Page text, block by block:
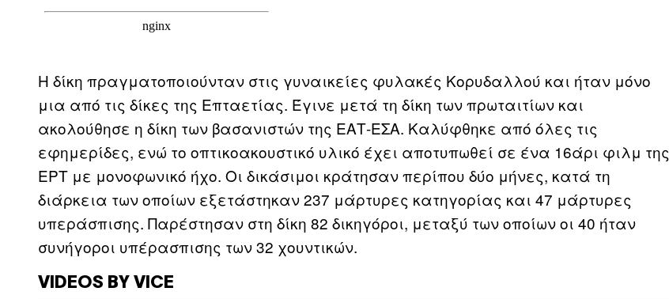
Η δίκη πραγματοποιούνταν στις γυναικείες φυλακές Κορυδαλλού και ήταν μόνο
μια από τις δίκες της Επταετίας. Έγινε μετά τη δίκη των πρωταιτίων και
ακολούθησε η δίκη των βασανιστών της ΕΑΤ-ΕΣΑ. Καλύφθηκε από όλες τις
εφημερίδες, ενώ το οπτικοακουστικό υλικό έχει αποτυπωθεί σε ένα 16άρι φιλμ της
ΕΡΤ με μονοφωνικό ήχο. Οι δικάσιμοι κράτησαν περίπου δύο μήνες, κατά τη
διάρκεια των οποίων εξετάστηκαν 237 μάρτυρες κατηγορίας και 47 μάρτυρες
υπεράσπισης. Παρέστησαν στη δίκη 82 δικηγόροι, μεταξύ των οποίων οι 40 ήταν
συνήγοροι υπέρασπισης των 32 χουντικών.
VIDEOS BY VICE